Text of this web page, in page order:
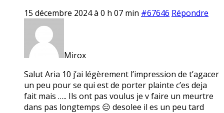
15 décembre 2024 à 0 h 07 min #67646 Répondre
Mirox
Salut Aria 10 j’ai légèrement l’impression de t’agacer
un peu pour se qui est de porter plainte c’es deja
fait mais ….. Ils ont pas voulus je v faire un meurtre
dans pas longtemps 😑 desolee il es un peu tard